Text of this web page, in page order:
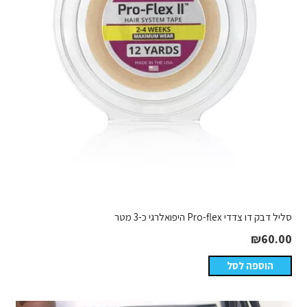
סליל דבק דו צדדי Pro-flex היפואלרגי כ-3 מטר
₪60.00
הוספה לסל